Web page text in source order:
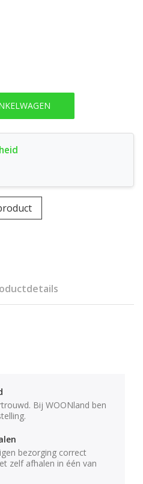
Bij WOONland ben
bezorging correct
zelf afhalen in één van